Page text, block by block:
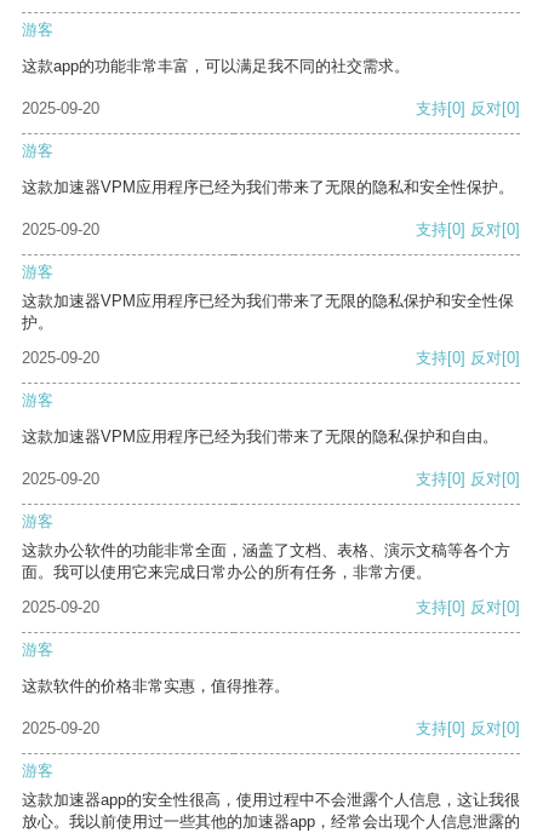
游客
这款app的功能非常丰富，可以满足我不同的社交需求。
2025-09-20 支持[0] 反对[0]
游客
这款加速器VPM应用程序已经为我们带来了无限的隐私和安全性保护。
2025-09-20 支持[0] 反对[0]
游客
这款加速器VPM应用程序已经为我们带来了无限的隐私保护和安全性保
护。
2025-09-20
支持[0] 反对[0]
游客
这款加速器VPM应用程序已经为我们带来了无限的隐私保护和自由。
2025-09-20 支持[0] 反对[0]
游客
这款办公软件的功能非常全面，涵盖了文档、表格、演示文稿等各个方
面。我可以使用它来完成日常办公的所有任务，非常方便。
2025-09-20
支持[0] 反对[0]
游客
这款软件的价格非常实惠，值得推荐。
2025-09-20 支持[0] 反对[0]
游客
这款加速器app的安全性很高，使用过程中不会泄露个人信息，这让我很
放心。我以前使用过一些其他的加速器app，经常会出现个人信息泄露的